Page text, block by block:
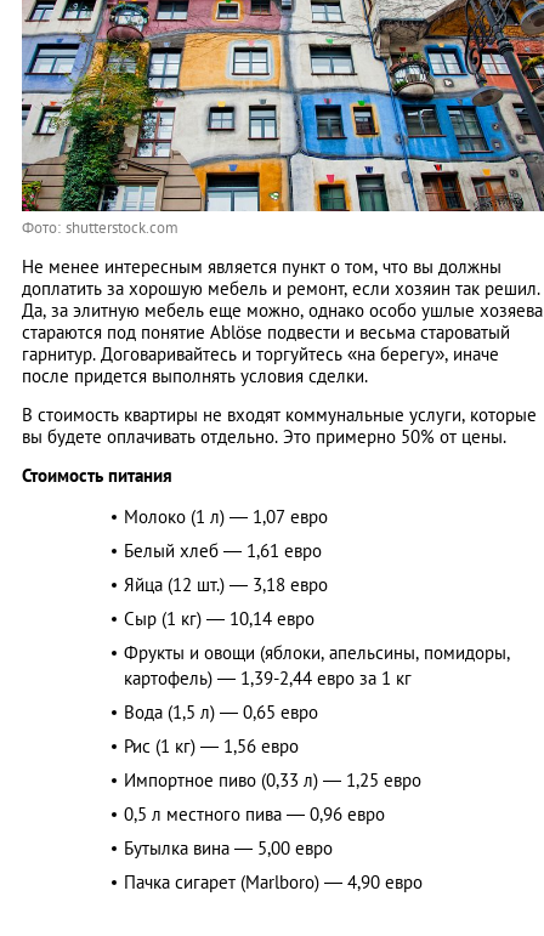
Фото: shutterstock.com
Не менее интересным является пункт о том, что вы должны
доплатить за хорошую мебель и ремонт, если хозяин так решил.
Да, за элитную мебель еще можно, однако особо ушлые хозяева
стараются под понятие Ablöse подвести и весьма староватый
гарнитур. Договаривайтесь и торгуйтесь «на берегу», иначе
после придется выполнять условия сделки.
В стоимость квартиры не входят коммунальные услуги, которые
вы будете оплачивать отдельно. Это примерно 50% от цены.
Стоимость питания
Молоко (1 л) — 1,07 евро
Белый хлеб — 1,61 евро
Яйца (12 шт.) — 3,18 евро
Сыр (1 кг) — 10,14 евро
Фрукты и овощи (яблоки, апельсины, помидоры,
картофель) — 1,39-2,44 евро за 1 кг
Вода (1,5 л) — 0,65 евро
Рис (1 кг) — 1,56 евро
Импортное пиво (0,33 л) — 1,25 евро
0,5 л местного пива — 0,96 евро
Бутылка вина — 5,00 евро
Пачка сигарет (Marlboro) — 4,90 евро